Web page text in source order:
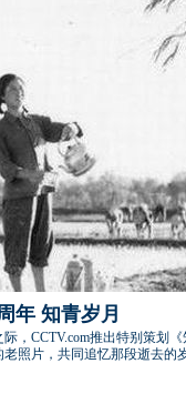
年 知青岁月
，CCTV.com推出特别策划
照片，共同追忆那段逝去的